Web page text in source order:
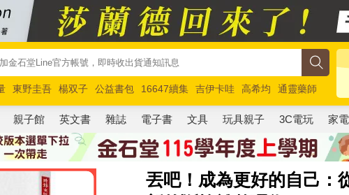
東野圭吾 楊双子 公益書包 16647續集 吉伊卡哇 高希均
通靈藥師
奧德賽 路邊攤新作 馬斯克 玩具總動員5 超慢跑
親子館 英文書 雜誌 電子書 文具 玩具親子 3C電玩 家電
丟吧！成為更好的自己：